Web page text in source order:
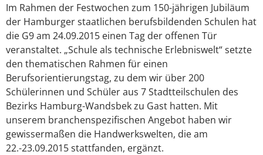
Im Rahmen der Festwochen zum 150-jährigen Jubiläum
der Hamburger staatlichen berufsbildenden Schulen hat
die G9 am 24.09.2015 einen Tag der offenen Tür
veranstaltet. „Schule als technische Erlebniswelt“ setzte
den thematischen Rahmen für einen
Berufsorientierungstag, zu dem wir über 200
Schülerinnen und Schüler aus 7 Stadtteilschulen des
Bezirks Hamburg-Wandsbek zu Gast hatten. Mit
unserem branchenspezifischen Angebot haben wir
gewissermaßen die Handwerkswelten, die am
22.-23.09.2015 stattfanden, ergänzt.